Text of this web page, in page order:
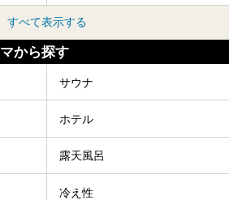
すべて表示する
から探す
サウナ
ホテル
露天風呂
冷え性